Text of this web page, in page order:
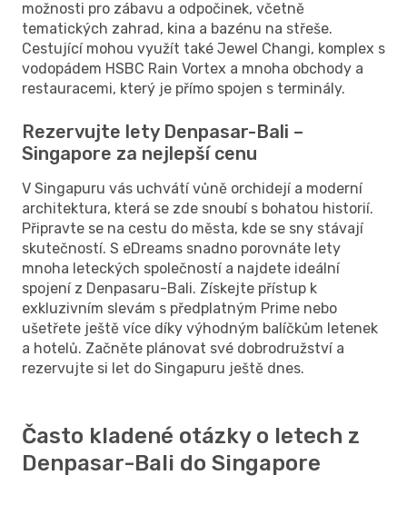
možnosti pro zábavu a odpočinek, včetně
tematických zahrad, kina a bazénu na střeše.
Cestující mohou využít také Jewel Changi, komplex s
vodopádem HSBC Rain Vortex a mnoha obchody a
restauracemi, který je přímo spojen s terminály.
Rezervujte lety Denpasar-Bali –
Singapore za nejlepší cenu
V Singapuru vás uchvátí vůně orchidejí a moderní
architektura, která se zde snoubí s bohatou historií.
Připravte se na cestu do města, kde se sny stávají
skutečností. S eDreams snadno porovnáte lety
mnoha leteckých společností a najdete ideální
spojení z Denpasaru-Bali. Získejte přístup k
exkluzivním slevám s předplatným Prime nebo
ušetřete ještě více díky výhodným balíčkům letenek
a hotelů. Začněte plánovat své dobrodružství a
rezervujte si let do Singapuru ještě dnes.
Často kladené otázky o letech z
Denpasar-Bali do Singapore